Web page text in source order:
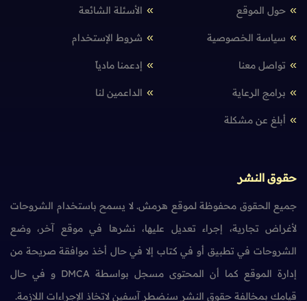
حول الموقع الأسئلة الشائعة
سياسة الخصوصية شروط الإستخدام
تواصل معنا إدعمنا مادياً
برامج الرعاية الداعمين لنا
أبلغ عن مشكلة
حقوق النشر
جميع الحقوق محفوظة لموقع هرمش. لا يسمح باستخدام الشروحات
لأغراض تجارية، إجراء تعديل عليها، نشرها في موقع آخر، وضع
الشروحات في تطبيق أو في كتاب إلا في حال أخذ موافقة صريحة من
إدارة الموقع كما أن المحتوى مسجل بواسطة DMCA و في حال
قيامك بمخالفة حقوق النشر سنضطر آسفين لاتخاذ الإجراءات اللازمة.